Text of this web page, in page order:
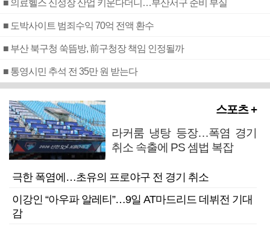
■ 의료헬스 신성장 산업 키운다더니…부산서구 준비 부실
■ 도박사이트 범죄수익 70억 전액 환수
■ 부산 북구청 쑥뜸방, 前구청장 책임 인정될까
■ 통영시민 추석 전 35만 원 받는다
스포츠 +
라커룸 냉탕 등장…폭염 경기
취소 속출에 PS 셈법 복잡
극한 폭염에…초유의 프로야구 전 경기 취소
이강인 “아우파 알레티”…9일 AT마드리드 데뷔전 기대
감